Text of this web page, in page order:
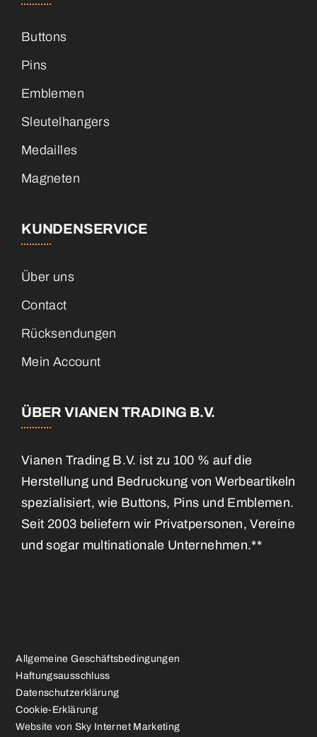
Buttons
Pins
Emblemen
Sleutelhangers
Medailles
Magneten
KUNDENSERVICE
Über uns
Contact
Rücksendungen
Mein Account
ÜBER VIANEN TRADING B.V.
Vianen Trading B.V. ist zu 100 % auf die
Herstellung und Bedruckung von Werbeartikeln
spezialisiert, wie Buttons, Pins und Emblemen.
Seit 2003 beliefern wir Privatpersonen, Vereine
und sogar multinationale Unternehmen.**
Allgemeine Geschäftsbedingungen
Haftungsausschluss
Datenschutzerklärung
Cookie-Erklärung
Website von Sky Internet Marketing